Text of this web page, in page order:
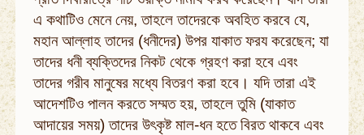
এ কথাটিও মেনে নেয়, তাহলে তাদেরকে অবহিত করবে যে,
মহান আল্লাহ তাদের (ধনীদের) উপর যাকাত ফরয করেছেন; যা
তাদের ধনী ব্যক্তিদের নিকট থেকে গ্রহণ করা হবে এবং
তাদের গরীব মানুষের মধ্যে বিতরণ করা হবে। যদি তারা এই
আদেশটিও পালন করতে সম্মত হয়, তাহলে তুমি (যাকাত
আদায়ের সময়) তাদের উৎকৃষ্ট মাল-ধন হতে বিরত থাকবে এবং